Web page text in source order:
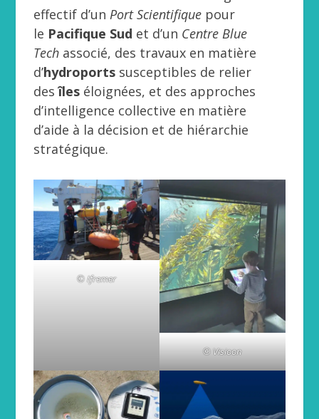
effectif d’unPort Scientifique pour
le Pacifique Sud et d’un Centre Blue
Tech associé, des travaux en matière
d’hydroports susceptibles de relier
desîles éloignées, et des approches
d’intelligence collective en matière
d’aide à la décision et de hiérarchie
stratégique.
© Ifremer
© Visioon